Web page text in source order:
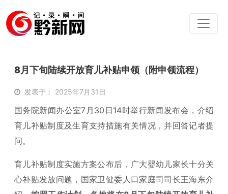
8月下旬陆续开放育儿补贴申领（附申领流程）
发表于： 2025年7月31日
国务院新闻办公室7月30日14时举行新闻发布会，介绍
育儿补贴制度及生育支持措施有关情况，并回答记者提
问。
育儿补贴制度实施方案公布后，广大婴幼儿家长十分关
心补贴发放问题，国家卫健委人口家庭司司长王海东介